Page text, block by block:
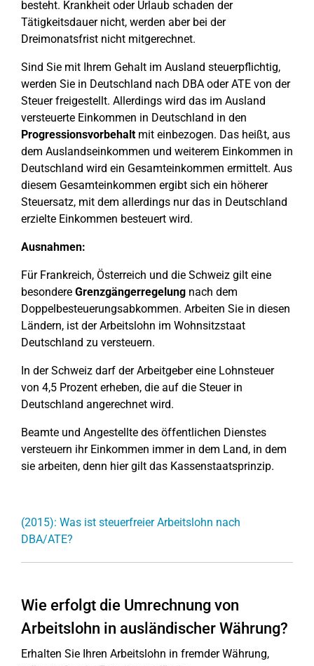
besteht. Krankheit oder Urlaub schaden der
Tätigkeitsdauer nicht, werden aber bei der
Dreimonatsfrist nicht mitgerechnet.
Sind Sie mit Ihrem Gehalt im Ausland steuerpflichtig,
werden Sie in Deutschland nach DBA oder ATE von der
Steuer freigestellt. Allerdings wird das im Ausland
versteuerte Einkommen in Deutschland in den
Progressionsvorbehaltmit einbezogen. Das heißt, aus
dem Auslandseinkommen und weiterem Einkommen in
Deutschland wird ein Gesamteinkommen ermittelt. Aus
diesem Gesamteinkommen ergibt sich ein höherer
Steuersatz, mit dem allerdings nur das in Deutschland
erzielte Einkommen besteuert wird.
Ausnahmen:
Für Frankreich, Österreich und die Schweiz gilt eine
besondere Grenzgängerregelung nach dem
Doppelbesteuerungsabkommen. Arbeiten Sie in diesen
Ländern, ist der Arbeitslohn im Wohnsitzstaat
Deutschland zu versteuern.
In der Schweiz darf der Arbeitgeber eine Lohnsteuer
von 4,5 Prozent erheben, die auf die Steuer in
Deutschland angerechnet wird.
Beamte und Angestellte des öffentlichen Dienstes
versteuern ihr Einkommen immer in dem Land, in dem
sie arbeiten, denn hier gilt das Kassenstaatsprinzip.
(2015): Was ist steuerfreier Arbeitslohn nach
DBA/ATE?
Wie erfolgt die Umrechnung von
Arbeitslohn in ausländischer Währung?
Erhalten Sie Ihren Arbeitslohn in fremder Währung,